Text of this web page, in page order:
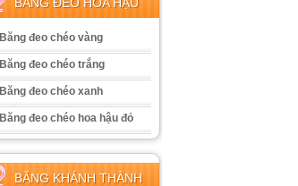
Băng đeo chéo vàng
Băng đeo chéo trắng
Băng đeo chéo xanh
Băng đeo chéo hoa hậu đỏ
BĂNG KHÁNH THÀNH